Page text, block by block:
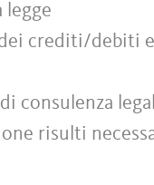
legge
crediti/debiti
consulenza
risulti